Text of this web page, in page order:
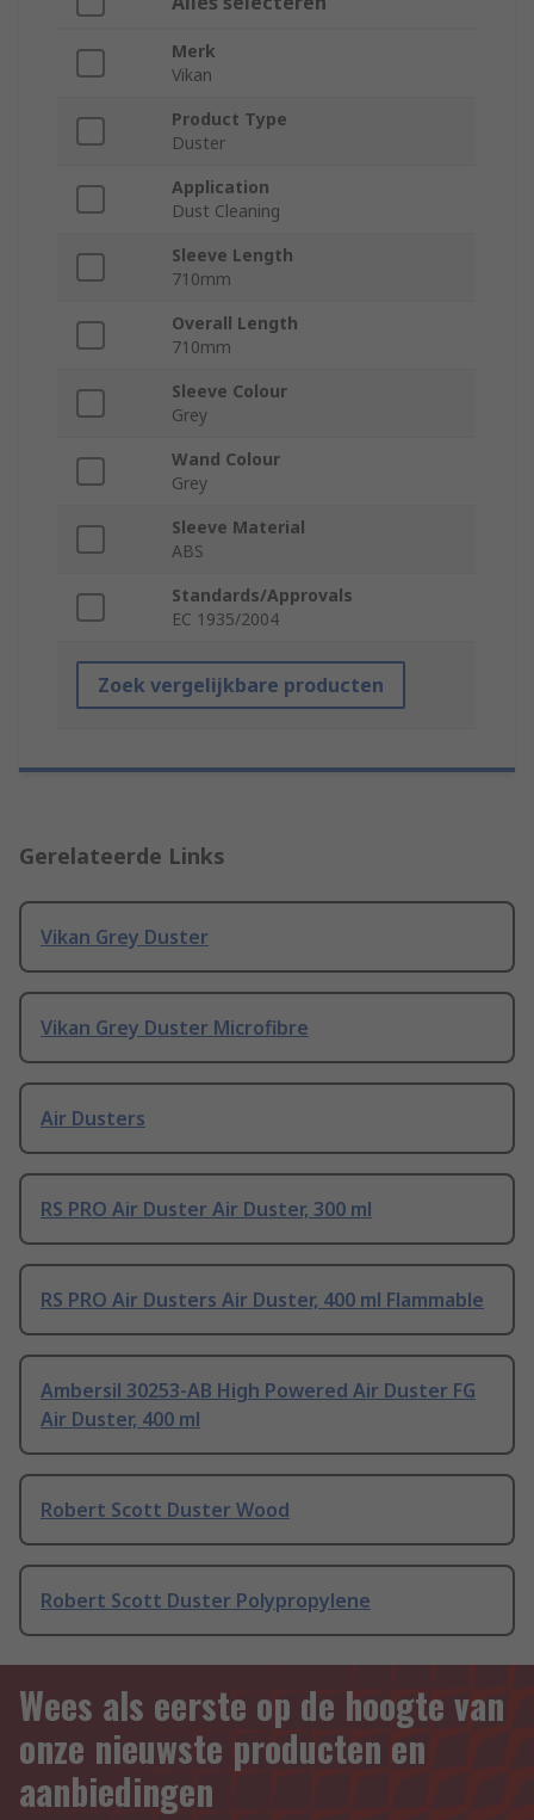
Merk
Vikan
Product Type
Duster
Application
Dust Cleaning
Sleeve Length
710mm
Overall Length
710mm
Sleeve Colour
Grey
Wand Colour
Grey
Sleeve Material
ABS
Standards/Approvals
EC 1935/2004
Zoek vergelijkbare producten
Gerelateerde Links
Vikan Grey Duster
Vikan Grey Duster Microfibre
Air Dusters
RS PRO Air Duster Air Duster, 300 ml
RS PRO Air Dusters Air Duster, 400 ml Flammable
Ambersil 30253-AB High Powered Air Duster FG
Air Duster, 400 ml
Robert Scott Duster Wood
Robert Scott Duster Polypropylene
Wees als eerste op de hoogte van
onze nieuwste producten en
aanbiedingen